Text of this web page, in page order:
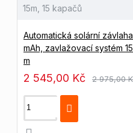
15m, 15 kapačů
Automatická solární
mAh, zavlažovací systém
m
2 545,00 Kč 2 975,00